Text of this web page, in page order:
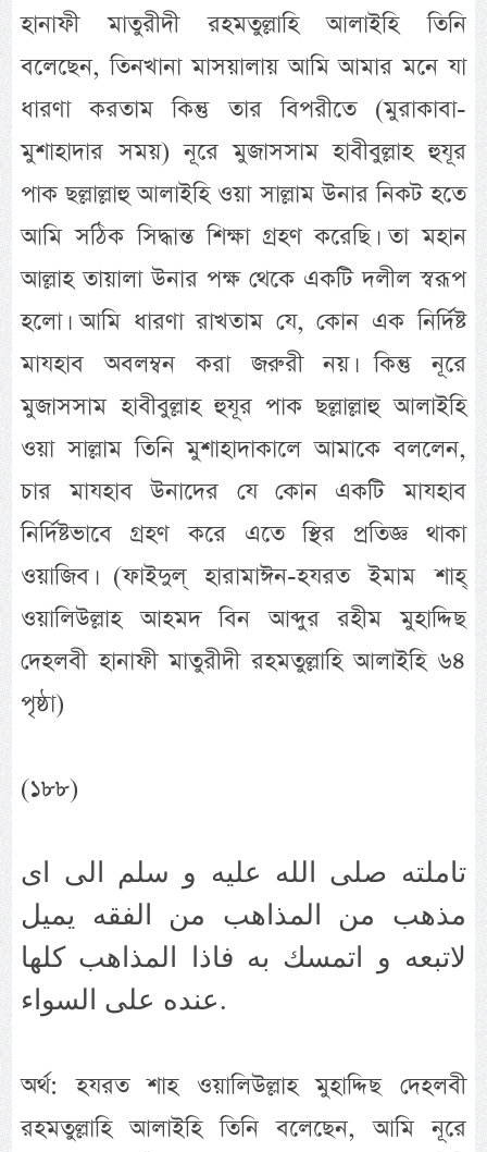
হানাফী মাতুরীদী রহমতুল্লাহি আলাইহি তিনি
বলেছেন, তিনখানা মাসয়ালায় আমি আমার মনে যা
ধারণা করতাম কিন্তু তার বিপরীতে (মুরাকাবা-
মুশাহাদার সময়) নূরে মুজাসসাম হাবীবুল্লাহ হুযূর
পাক ছল্লাল্লাহু আলাইহি ওয়া সাল্লাম উনার নিকট হতে
আমি সঠিক সিদ্ধান্ত শিক্ষা গ্রহণ করেছি। তা মহান
আল্লাহ তায়ালা উনার পক্ষ থেকে একটি দলীল স্বরূপ
হলো। আমি ধারণা রাখতাম যে, কোন এক নির্দিষ্ট
মাযহাব অবলম্বন করা জরুরী নয়। কিন্তু নূরে
মুজাসসাম হাবীবুল্লাহ হুযূর পাক ছল্লাল্লাহু আলাইহি
ওয়া সাল্লাম তিনি মুশাহাদাকালে আমাকে বললেন,
চার মাযহাব উনাদের যে কোন একটি মাযহাব
নির্দিষ্টভাবে গ্রহণ করে এতে স্থির প্রতিজ্ঞ থাকা
ওয়াজিব। (ফাইদুল্ হারামাঈন-হযরত ইমাম শাহ্
ওয়ালিউল্লাহ আহমদ বিন আব্দুর রহীম মুহাদ্দিছ
দেহলবী হানাফী মাতুরীদী রহমতুল্লাহি আলাইহি ৬৪
পৃষ্ঠা)
(১৮৮)
تاملته صلى الله عليه و سلم الى اى
مذهب من المذاهب من الفقه يميل
لاتبعه و اتمسك به فاذا المذاهب كلها
عنده على السواء.
অর্থ: হযরত শাহ ওয়ালিউল্লাহ মুহাদ্দিছ দেহলবী
রহমতুল্লাহি আলাইহি তিনি বলেছেন, আমি নূরে